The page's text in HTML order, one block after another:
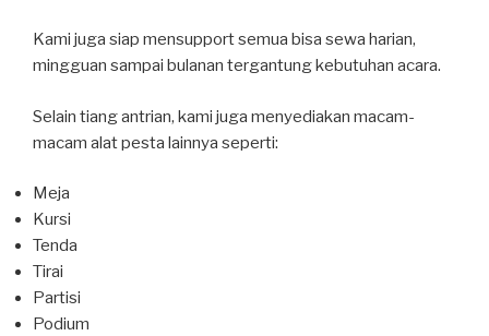
Kami juga siap mensupport semua bisa sewa harian,
mingguan sampai bulanan tergantung kebutuhan acara.
Selain tiang antrian, kami juga menyediakan macam-
macam alat pesta lainnya seperti:
Meja
Kursi
Tenda
Tirai
Partisi
Podium